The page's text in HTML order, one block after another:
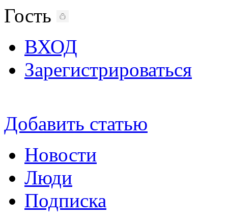
Гость
ВХОД
Зарегистрироваться
Добавить статью
Новости
Люди
Подписка